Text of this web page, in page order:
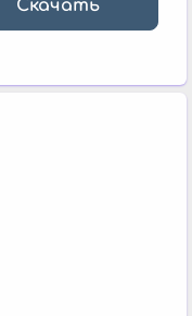
Скачать